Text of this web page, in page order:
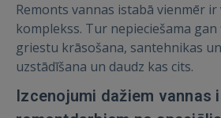
Remonts vannas istabā vienmēr
komplekss. Tur nepieciešama
griestu krāsošana, santehnikas
uzstādīšana un daudz kas cits.
Izcenojumi dažiem vannas